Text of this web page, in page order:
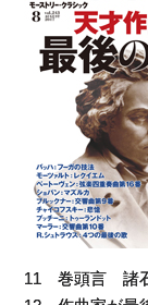
11 巻頭言 諸